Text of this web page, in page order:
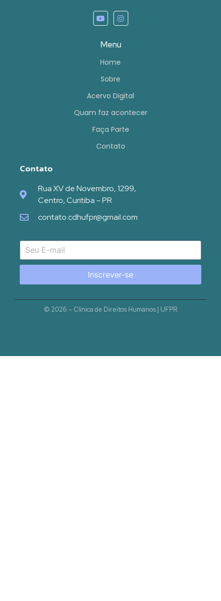
Menu
Home
Sobre
Acervo Digital
Quam faz acontecer
Faça Parte
Contato
Contato
Rua XV de Novembro, 1299,
Centro, Curitiba – PR
contato.cdhufpr@gmail.com
Inscrever-se
© 2026 – Clínica de Direitos Humanos | UFPR